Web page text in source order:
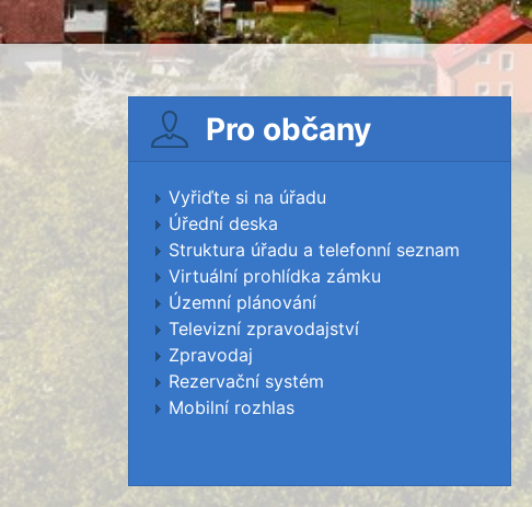
Pro občany
Vyřiďte si na úřadu
Úřední deska
Struktura úřadu a telefonní seznam
Virtuální prohlídka zámku
Územní plánování
Televizní zpravodajství
Zpravodaj
Rezervační systém
Mobilní rozhlas